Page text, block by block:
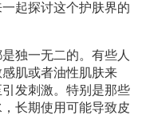
起探讨这个护肤界的
独一无二的。有些人
肌或者油性肌肤来
发刺激。特别是那些
长期使用可能导致皮